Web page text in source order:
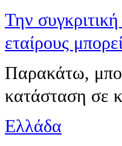
Την
εταίρους
Παρακάτω,
κατάσταση σε
Ελλάδα